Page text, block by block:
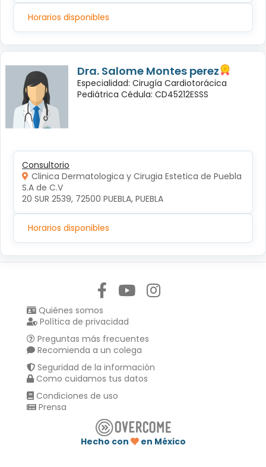
Horarios disponibles
Dra. Salome Montes perez
Especialidad: Cirugía Cardiotorácica
Pediátrica Cédula: CD45212ESSS
Consultorio
Clinica Dermatologica y Cirugia Estetica de Puebla
S.A de C.V
20 SUR 2539, 72500 PUEBLA, PUEBLA
Horarios disponibles
Quiénes somos
Política de privacidad
Preguntas más frecuentes
Recomienda a un colega
Seguridad de la información
Como cuidamos tus datos
Condiciones de uso
Prensa
Hecho con
en México